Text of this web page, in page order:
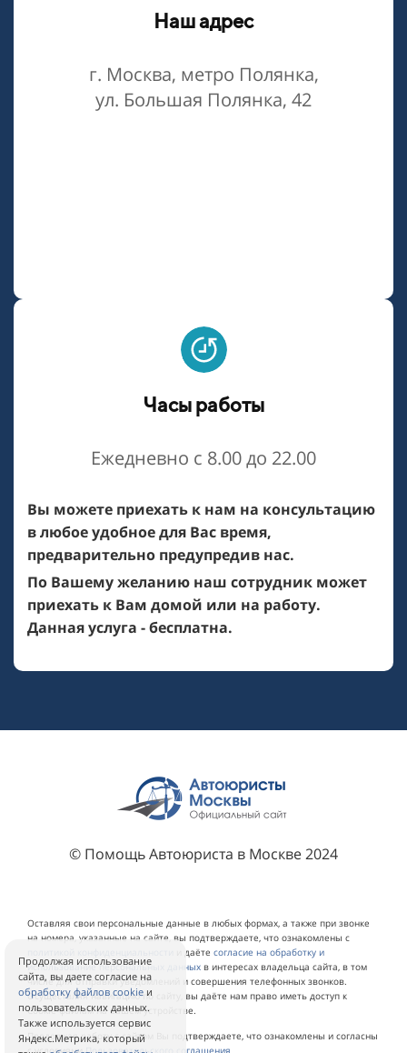
Наш адрес
г. Москва, метро Полянка,
ул. Большая Полянка, 42
Часы работы
Ежедневно с 8.00 до 22.00
Вы можете приехать к нам на консультацию
в любое удобное для Вас время,
предварительно предупредив нас.
По Вашему желанию наш сотрудник может
приехать к Вам домой или на работу.
Данная услуга - бесплатна.
© Помощь Автоюриста в Москве 2024
Оставляя свои персональные данные в любых формах, а также при звонке
на номера, указанные на сайте, вы подтверждаете, что ознакомлены с
и даёте согласие на обработку и
использование персональных данных в интересах владельца сайта, в том
числе для отправки уведомлений и совершения телефонных звонков.
Осуществляя навигацию по сайту, вы даёте нам право иметь доступ к
Cookie-файлам на вашем устройстве.
Продолжая работу с сайтом Вы подтверждаете, что ознакомлены и согласны
Продолжая использование
сайта, вы даете согласие на
обработку файлов cookie и
пользовательских данных.
Также используется сервис
Яндекс.Метрика, который